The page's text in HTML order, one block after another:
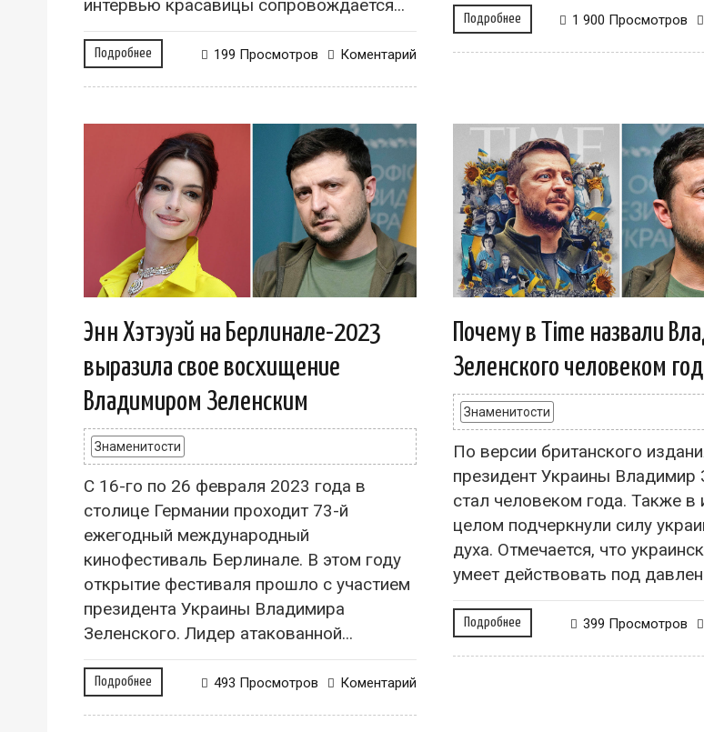
интервью красавицы сопровождается...
Подробнее Коментарий
199 Просмотров
Подробнее 1 900 Просмотров
Энн Хэтэуэй на Берлинале-2023
выразила свое восхищение
Владимиром Зеленским
Знаменитости
С 16-го по 26 февраля 2023 года в
столице Германии проходит 73-й
ежегодный международный
кинофестиваль Берлинале. В этом году
открытие фестиваля прошло с участием
президента Украины Владимира
Зеленского. Лидер атакованной...
Подробнее Коментарий
493 Просмотров
Почему в Time назвали
Зеленского человеком
Знаменитости
По версии британского
президент Украины Владимир
стал человеком года. Также в
целом подчеркнули силу
духа. Отмечается, что
умеет действовать под
Подробнее 399 Просмотров